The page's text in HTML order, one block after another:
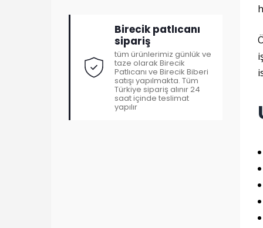
Birecik patlıcanı
sipariş
tüm ürünlerimiz günlük ve
taze olarak Birecik
Patlıcanı ve Birecik Biberi
satışı yapılmakta. Tüm
Türkiye sipariş alınır 24
saat içinde teslimat
yapılır